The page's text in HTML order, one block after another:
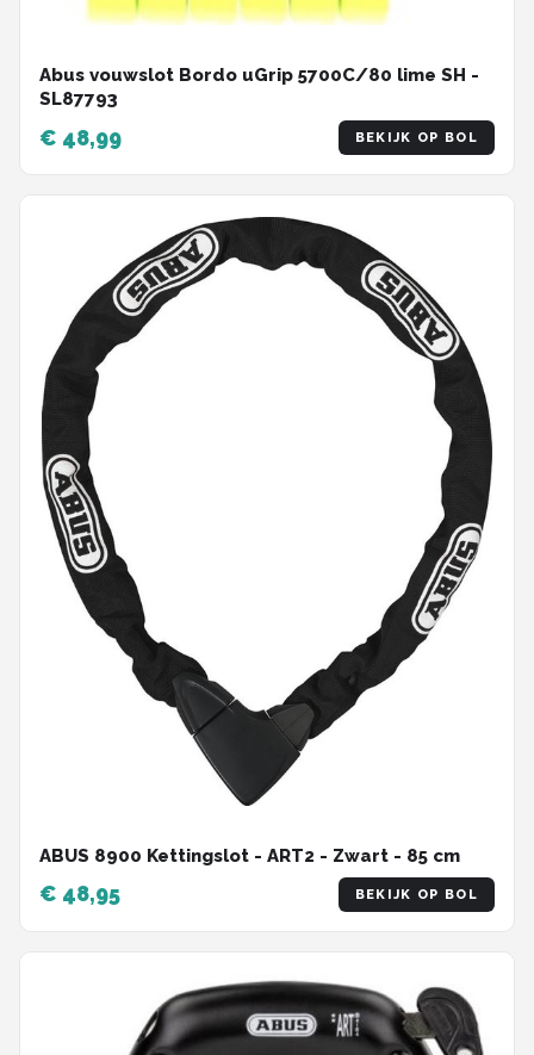
Abus vouwslot Bordo uGrip 5700C/80 lime SH -
SL87793
€ 48,99 BEKIJK OP BOL
ABUS 8900 Kettingslot - ART2 - Zwart - 85 cm
€ 48,95 BEKIJK OP BOL